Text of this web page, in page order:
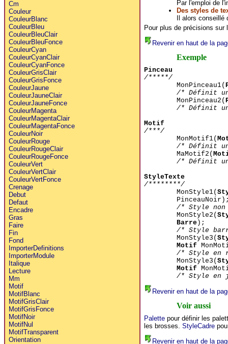
Cm
Couleur
CouleurBlanc
CouleurBleu
CouleurBleuClair
CouleurBleuFonce
CouleurCyan
CouleurCyanClair
CouleurCyanFonce
CouleurGrisClair
CouleurGrisFonce
CouleurJaune
CouleurJauneClair
CouleurJauneFonce
CouleurMagenta
CouleurMagentaClair
CouleurMagentaFonce
CouleurNoir
CouleurRouge
CouleurRougeClair
CouleurRougeFonce
CouleurVert
CouleurVertClair
CouleurVertFonce
Crenage
Debut
Defaut
Encadre
Gras
Faire
Fin
Fond
ImporterDefinitions
ImporterModule
Italique
Lecture
Mm
Motif
MotifBlanc
MotifGrisClair
MotifGrisFonce
MotifNoir
MotifNul
MotifTransparent
Orientation
Par l'emploi de
Des styles de
Il alors conseillé
Pour plus de précisions
Revenir en haut de la
Exemple
Pinceau
/*****/
MonPinceau1(
/* Définit
MonPinceau2(
/* Définit
Motif
/***/
MonMotif1(
/* Définit un
MaMotif2(
/* Définit
StyleTexte
/********/
MonStyle1(
/* Style
MonStyle2(
Barre);
/* Style
MonStyle3(
Motif
/* Style en
MonStyle3(
Motif
/* Style en
Revenir en haut de la
Voir aussi
Palettepour définir les
les brosses. StyleCadre
Revenir en haut de la